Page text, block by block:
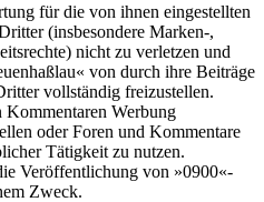
für die von ihnen eingestellten
(insbesondere Marken-,
nicht zu verletzen und
von durch ihre Beiträge
vollständig freizustellen.
Werbung
oder Foren und Kommentare
Tätigkeit zu nutzen.
Veröffentlichung von »0900«-
Zweck.